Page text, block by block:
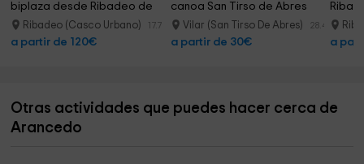
biplaza desde Ribadeo de
1h Ribadeo (Casco Urbano) 17.7 km
a partir de 120€
canoa San Tirso de Abres
Vilar (San Tirso De Abres) 28.4 km
a partir de 30€ a
Otras actividades que puedes hacer cerca de
Arancedo